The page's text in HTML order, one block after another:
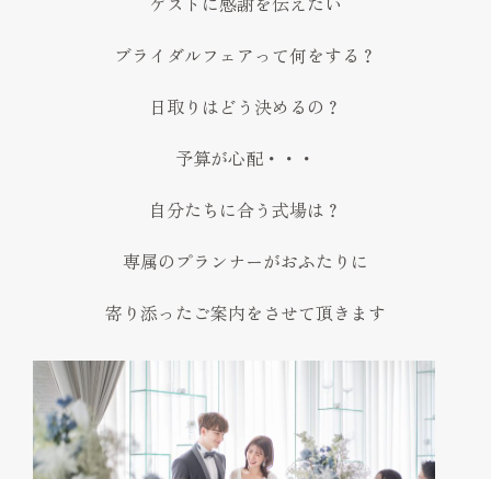
ブライダルフェアって何をする？
日取りはどう決めるの？
予算が心配・・・
自分たちに合う式場は？
専属のプランナーがおふたりに
寄り添ったご案内をさせて頂きます